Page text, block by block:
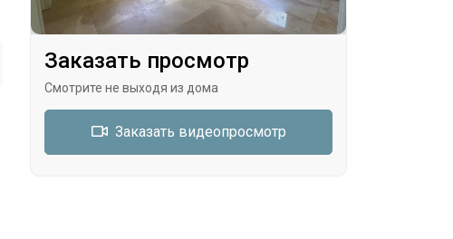
Заказать просмотр
Смотрите не выходя из дома
Заказать видеопросмотр